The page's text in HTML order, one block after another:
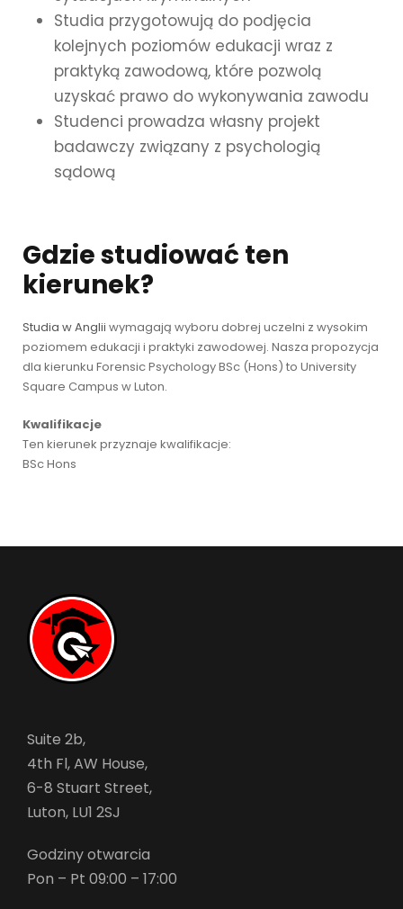
Studia przygotowują do podjęcia
kolejnych poziomów edukacji wraz z
praktyką zawodową, które pozwolą
uzyskać prawo do wykonywania zawodu
Studenci prowadza własny projekt
badawczy związany z psychologią
sądową
Gdzie studiować ten
kierunek?
Studia w Anglii wymagają wyboru dobrej uczelni z wysokim
poziomem edukacji i praktyki zawodowej. Nasza propozycja
dla kierunku Forensic Psychology BSc (Hons) to University
Square Campus w Luton.
Kwalifikacje
Ten kierunek przyznaje kwalifikacje:
BSc Hons
Suite 2b,
4th Fl, AW House,
6-8 Stuart Street,
Luton, LU1 2SJ
Godziny otwarcia
Pon – Pt 09:00 – 17:00